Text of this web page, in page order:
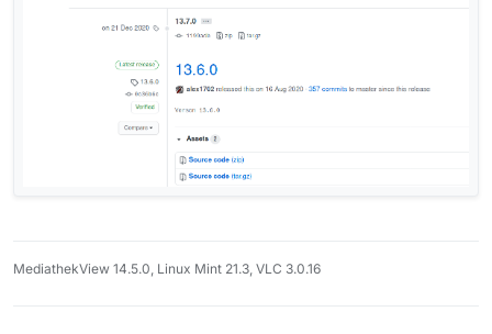
MediathekView 14.5.0, Linux Mint 21.3, VLC 3.0.16